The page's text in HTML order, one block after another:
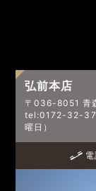
弘前本店
〒036-8051 青
tel:0172-32-
曜日）